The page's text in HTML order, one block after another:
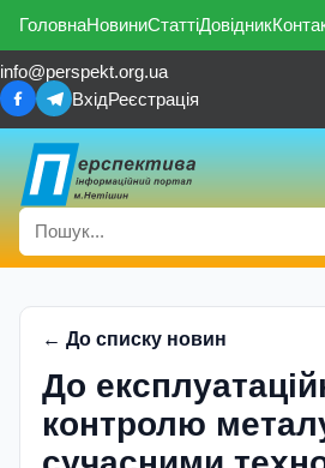
ГоловнаНовиниСтаттіДовідник
info@perspekt.org.ua
ВхідРеєстрація
← До списку новин
До
контролю